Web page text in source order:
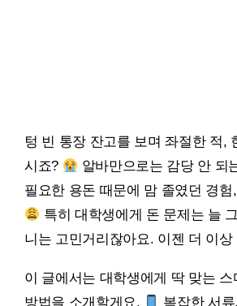
텅 빈 통장 잔고를 보며 좌절한 적,
시죠?
알바만으로는 감당 안 되
필요한 용돈 때문에 맘 졸였던 경험
특히 대학생에게 돈 문제는 늘
니는 고민거리잖아요. 이젠 더 이상
이 글에서는 대학생에게 딱 맞는 스
방법을 소개할게요.
복잡한 서